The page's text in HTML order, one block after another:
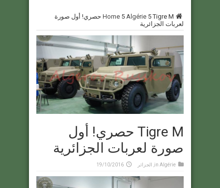
Home 5 Algérie 5
Tigre M حصري! أول صورة
لعربات الجزائرية
Tigre M حصري! أول
صورة لعربات الجزائرية
in Algérie الجزائر 19/10/2016